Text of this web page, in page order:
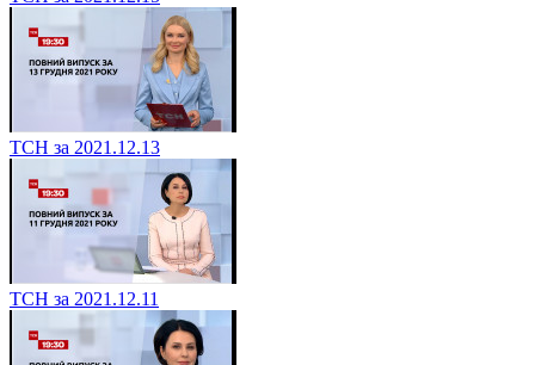
ТСН за 2021.12.13
ТСН за 2021.12.11